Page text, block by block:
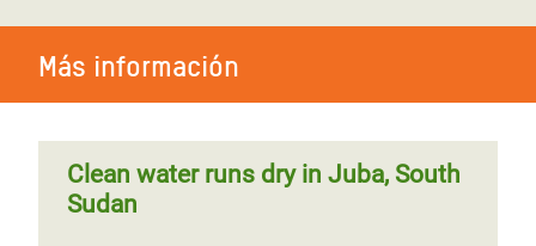
Más información
Clean water runs dry in Juba, South
Sudan